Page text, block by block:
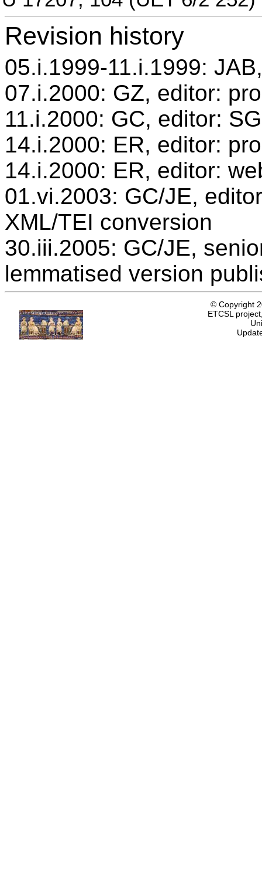
Revision history
05.i.1999-11.i.1999:
07.i.2000: GZ, editor:
11.i.2000: GC, editor:
14.i.2000: ER, editor:
14.i.2000: ER, editor:
01.vi.2003: GC/JE,
XML/TEI conversion
30.iii.2005: GC/JE,
lemmatised version
© Copyright
ETCSL